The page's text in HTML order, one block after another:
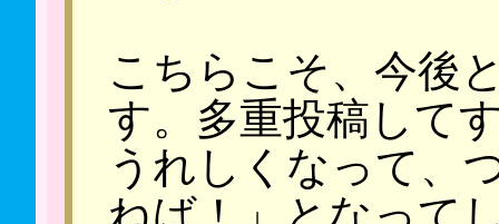
こちらこそ、今後
す。多重投稿して
うれしくなって、
ねば！」となって